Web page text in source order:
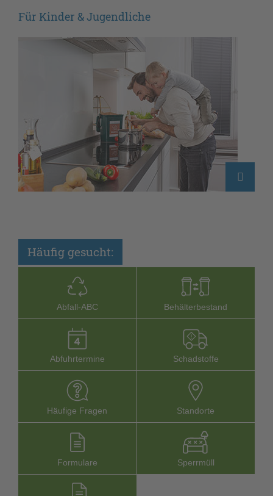
Für Kinder & Jugendliche
Häufig gesucht:
Abfall-­ABC Behälterbestand
Abfuhrtermine Schadstoffe
Häufige Fragen Stand­orte
Formu­lare Sperr­müll